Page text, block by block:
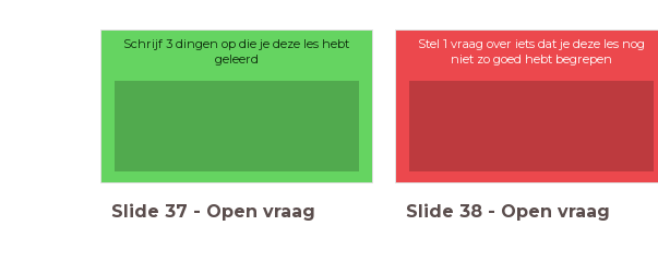
Schrijf 3 dingen op die je deze les hebt
geleerd
Slide 37 - Open vraag
Stel 1 vraag over iets dat je deze les nog
niet zo goed hebt begrepen
Slide 38 - Open vraag